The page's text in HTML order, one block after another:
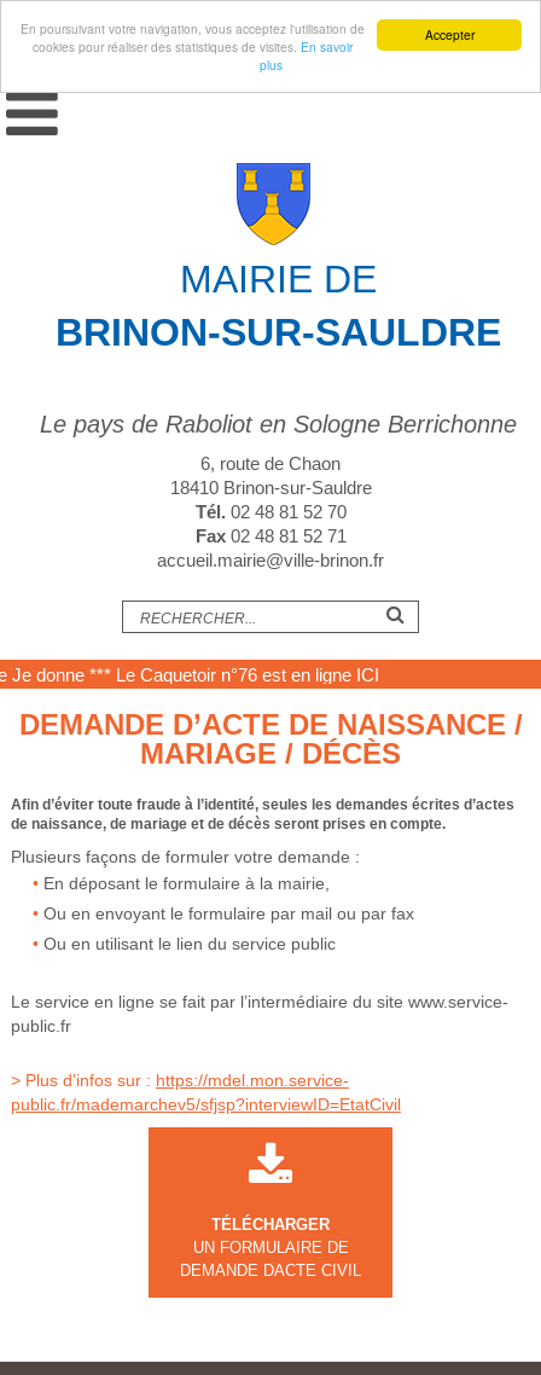
Accepter
En poursuivant votre navigation, vous acceptez l'utilisation de
cookies pour réaliser des statistiques de visites. En savoir
plus
MAIRIE DE
BRINON-SUR-SAULDRE
Le pays de Raboliot en Sologne Berrichonne
6, route de Chaon
18410 Brinon-sur-Sauldre
Tél.02 48 81 52 70
Fax02 48 81 52 71
accueil.mairie@ville-brinon.fr
Je donne*** Le Caquetoir n°76 est en ligneICI
DEMANDE D’ACTE DE NAISSANCE /
MARIAGE / DÉCÈS
Afin d’éviter toute fraude à l’identité, seules les demandes écrites d’actes
de naissance, de mariage et de décès seront prises en compte.
Plusieurs façons de formuler votre demande :
En déposant le formulaire à la mairie,
Ou en envoyant le formulaire par mail ou par fax
Ou en utilisant le lien du service public
Le service en ligne se fait par l’intermédiaire du site www.service-
public.fr
> Plus d'infos sur : https://mdel.mon.service-
public.fr/mademarchev5/sfjsp?interviewID=EtatCivil
TÉLÉCHARGER
UN FORMULAIRE DE
DEMANDE DACTE CIVIL